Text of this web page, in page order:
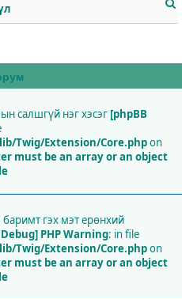
салшгүй нэг хэсэг [phpBB
Twig/Extension/Core.phpon
must be an array or an object
гэх мэт ерөнхий
PHP Warning: in file
Twig/Extension/Core.phpon
must be an array or an object